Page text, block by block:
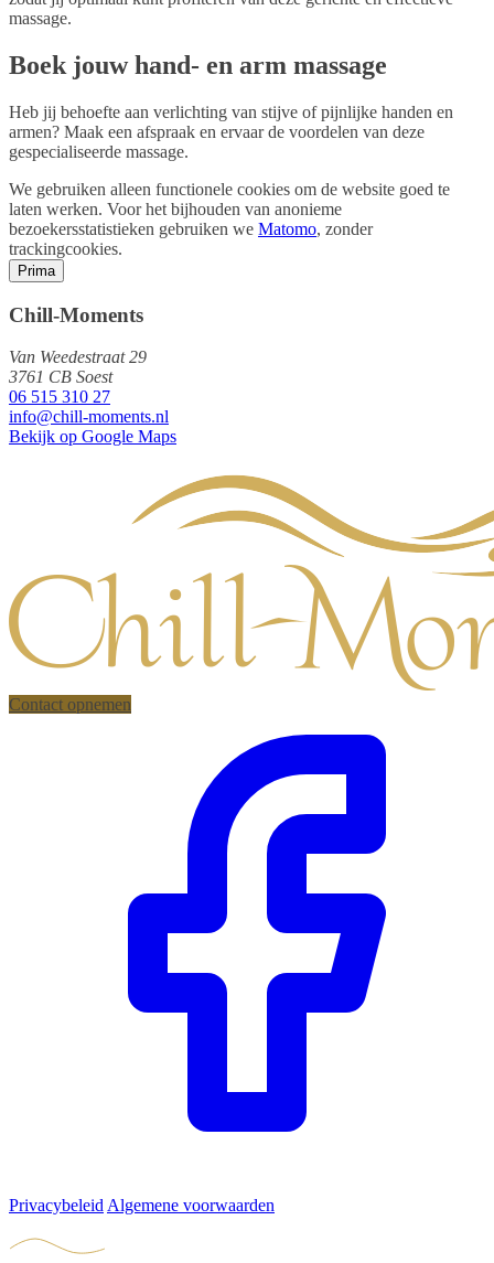
massage.
Boek jouw hand- en arm massage
Heb jij behoefte aan verlichting van stijve of pijnlijke handen en
armen? Maak een afspraak en ervaar de voordelen van deze
gespecialiseerde massage.
We gebruiken alleen functionele cookies om de website goed te
laten werken. Voor het bijhouden van anonieme
bezoekersstatistieken gebruiken we Matomo, zonder
trackingcookies.
Prima
Chill-Moments
Van Weedestraat 29
3761 CB Soest
06 515 310 27
info@chill-moments.nl
Bekijk op Google Maps
Contact opnemen
PrivacybeleidAlgemene voorwaarden